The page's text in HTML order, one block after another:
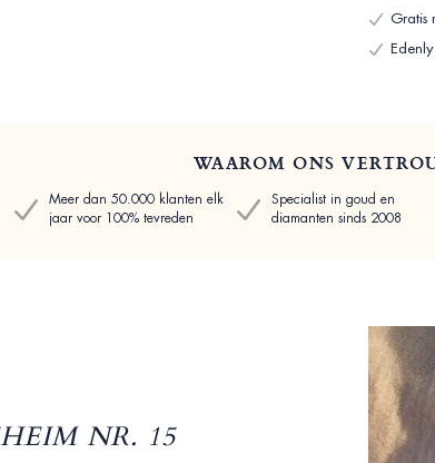
Gratis
WAAROM ONS
Meer dan 50.000 klanten elk
jaar voor 100% tevreden
Specialist in goud en
diamanten sinds 2008
NR. 15